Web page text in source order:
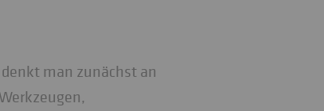
man zunächst an